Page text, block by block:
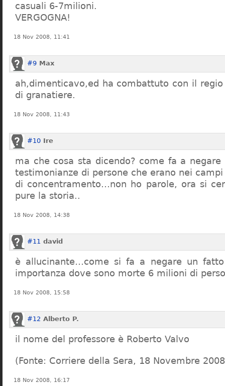
casuali 6-7milioni.
VERGOGNA!
18 Nov 2008, 11:41
#9 Max
ah,dimenticavo,ed ha combattuto con il
di granatiere.
18 Nov 2008, 11:43
#10 Ire
ma che cosa sta dicendo? come fa a
testimonianze di persone che erano nei campi
di concentramento…non ho parole, ora si
pure la storia..
18 Nov 2008, 14:38
#11 david
è allucinante…come si fa a negare un
importanza dove sono morte 6 milioni di
18 Nov 2008, 15:58
#12 Alberto P.
il nome del professore è Roberto Valvo
(Fonte: Corriere della Sera, 18 Novembre
18 Nov 2008, 16:17